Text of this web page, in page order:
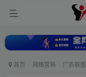
首页 网络营销 广告联盟